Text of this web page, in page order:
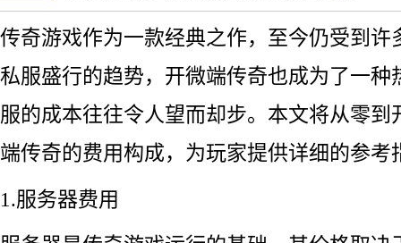
传奇游戏作为一款经典之作，至今仍受到许
私服盛行的趋势，开微端传奇也成为了一种
服的成本往往令人望而却步。本文将从零到
端传奇的费用构成，为玩家提供详细的参考
1.服务器费用